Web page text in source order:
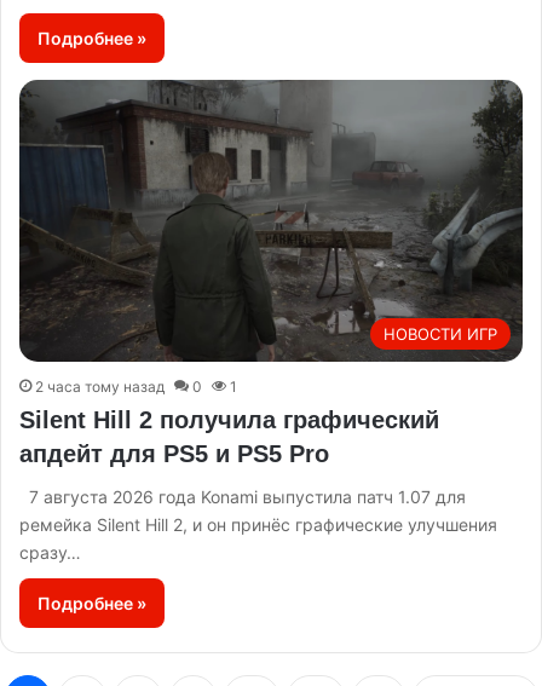
Подробнее »
НОВОСТИ ИГР
2 часа тому назад 0 1
Silent Hill 2 получила графический
апдейт для PS5 и PS5 Pro
7 августа 2026 года Konami выпустила патч 1.07 для
ремейка Silent Hill 2, и он принёс графические улучшения
сразу…
Подробнее »